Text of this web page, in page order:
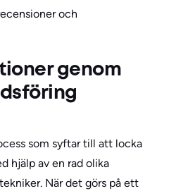
och
genom
som syftar till att locka
hjälp av en rad olika
När det görs på ett